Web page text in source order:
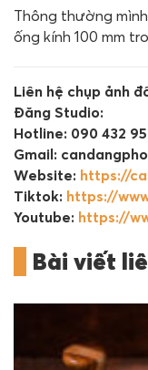
Thông thường
ống kính 100 mm
Liên hệ chụp ảnh
Đăng Studio:
Hotline: 090 432
Gmail:
Website: https://
Tiktok: https://
Youtube: https://
Bài viết